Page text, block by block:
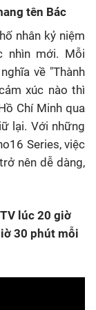
tên Bác
nhân kỷ niệm
nhìn mới. Mỗi
về "Thành
xúc nào thì
Chí Minh qua
lại. Với những
Series, việc
nên dễ dàng,
lúc 20 giờ
30 phút mỗi